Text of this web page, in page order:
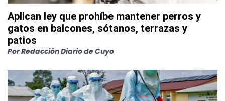
Aplican ley que prohíbe mantener perros y
gatos en balcones, sótanos, terrazas y
patios
PorRedacción Diario de Cuyo